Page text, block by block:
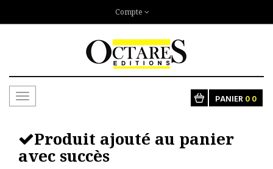
Compte
Toggle
PANIER00
Produit ajouté au panier
avec succès